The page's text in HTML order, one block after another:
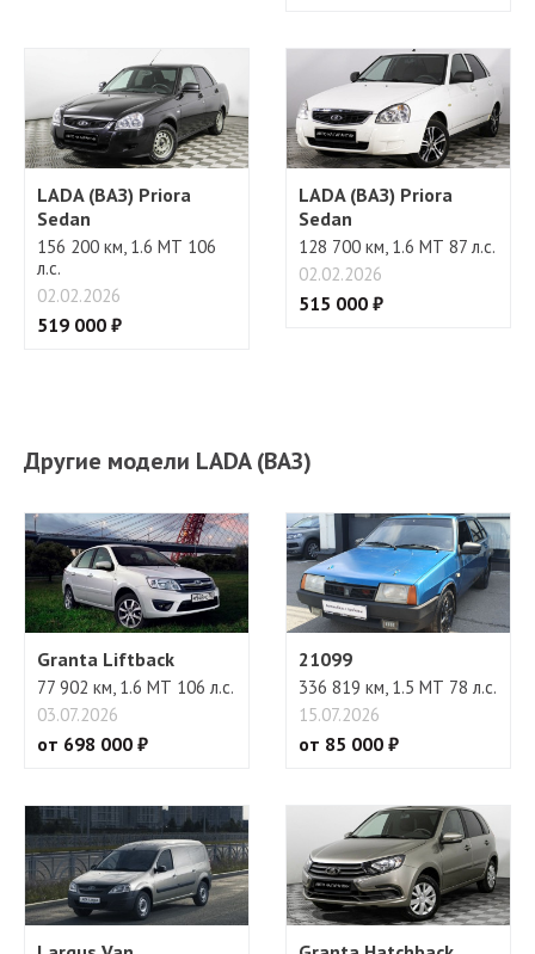
LADA (ВАЗ) Priora
Sedan
156 200 км, 1.6 МТ 106
л.с.
02.02.2026
519 000 ₽
LADA (ВАЗ) Priora
Sedan
128 700 км, 1.6 МТ 87 л.с.
02.02.2026
515 000 ₽
Другие модели LADA (ВАЗ)
Granta Liftback
77 902 км, 1.6 МТ 106 л.с.
03.07.2026
от 698 000 ₽
21099
336 819 км, 1.5 МТ 78 л.с.
15.07.2026
от 85 000 ₽